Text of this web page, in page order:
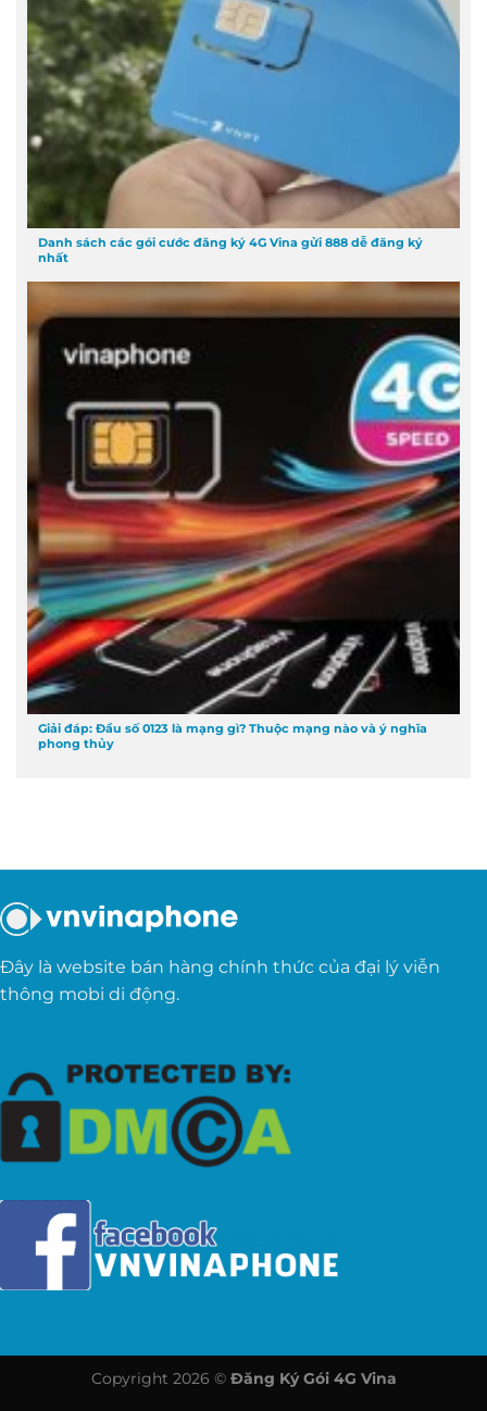
Danh sách các gói cước đăng ký 4G Vina gửi 888 dễ đăng ký
nhất
Giải đáp: Đầu số 0123 là mạng gì? Thuộc mạng nào và ý nghĩa
phong thủy
Đây là website bán hàng chính thức của đại lý viễn
thông mobi di động.
Copyright 2026 © Đăng Ký Gói 4G Vina